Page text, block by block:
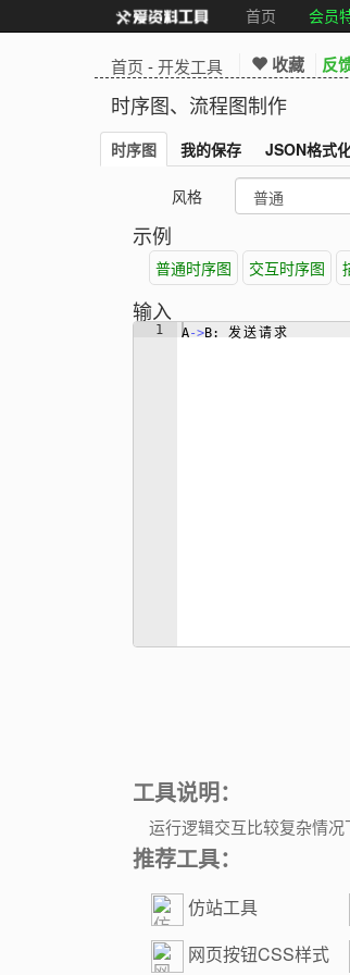
首页 会员
首页 -开发工具 收藏 反
时序图、流程图制作
时序图 我的保存 JSON格式
风格
示例
普通时序图 交互时序图
输入
1 A->B: 发送请求
工具说明：
运行逻辑交互比较复杂情况
推荐工具：
仿站工具
网页按钮CSS样式